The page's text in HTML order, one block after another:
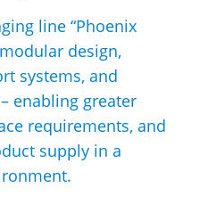
line “Phoenix
design,
systems, and
enabling greater
requirements, and
supply in a